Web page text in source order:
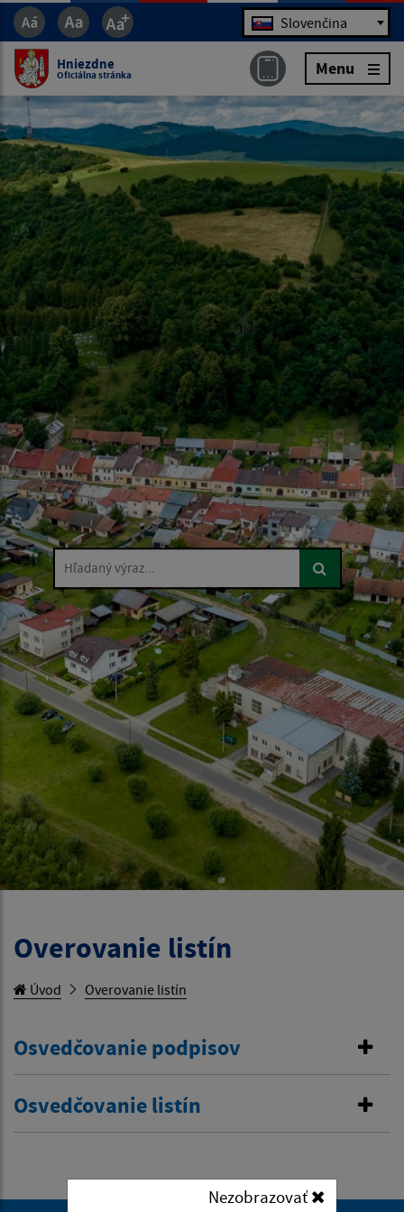
Nezobrazovať
Jazyk Slovenčina
Hniezdne
Oficiálna stránka Menu
Hľadaný výraz...
Overovanie listín
Úvod Overovanie listín
Osvedčovanie podpisov
Osvedčovanie listín